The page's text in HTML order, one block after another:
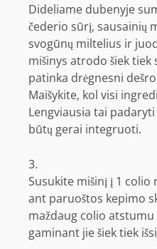
Dideliame dubenyje
čederio sūrį, sausainių
svogūnų miltelius ir
mišinys atrodo šiek
patinka drėgnesni
Maišykite, kol visi
Lengviausia tai
būtų gerai integruoti.
Susukite mišinį į 1
ant paruoštos kepimo
maždaug colio
gaminant jie šiek tiek